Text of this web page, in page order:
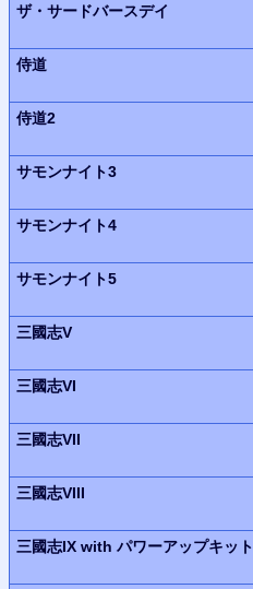
ザ・サードバースデイ
侍道
侍道2
サモンナイト3
サモンナイト4
サモンナイト5
三國志V
三國志VI
三國志VII
三國志VIII
三國志IX with パワーアップキット